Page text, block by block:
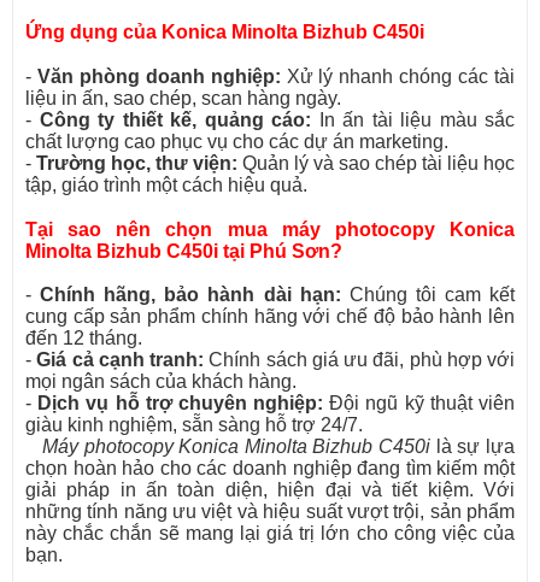
Ứng dụng của Konica Minolta Bizhub C450i
- Văn phòng doanh nghiệp: Xử lý nhanh chóng các tài
liệu in ấn, sao chép, scan hàng ngày.
- Công ty thiết kế, quảng cáo: In ấn tài liệu màu sắc
chất lượng cao phục vụ cho các dự án marketing.
- Trường học, thư viện: Quản lý và sao chép tài liệu học
tập, giáo trình một cách hiệu quả.
Tại sao nên chọn mua máy photocopy Konica
Minolta Bizhub C450i tại Phú Sơn?
- Chính hãng, bảo hành dài hạn: Chúng tôi cam kết
cung cấp sản phẩm chính hãng với chế độ bảo hành lên
đến 12 tháng.
-Giá cả cạnh tranh: Chính sách giá ưu đãi, phù hợp với
mọi ngân sách của khách hàng.
- Dịch vụ hỗ trợ chuyên nghiệp: Đội ngũ kỹ thuật viên
giàu kinh nghiệm, sẵn sàng hỗ trợ 24/7.
Máy photocopy Konica Minolta Bizhub C450i là sự lựa
chọn hoàn hảo cho các doanh nghiệp đang tìm kiếm một
giải pháp in ấn toàn diện, hiện đại và tiết kiệm. Với
những tính năng ưu việt và hiệu suất vượt trội, sản phẩm
này chắc chắn sẽ mang lại giá trị lớn cho công việc của
bạn.